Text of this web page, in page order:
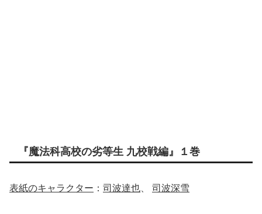
『魔法科高校の劣等生 九校戦編』１巻
表紙のキャラクター ： 司波達也 司波深雪